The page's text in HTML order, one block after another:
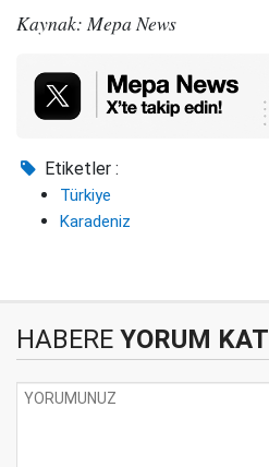
Kaynak: Mepa News
Etiketler :
Türkiye
Karadeniz
HABERE YORUM KAT